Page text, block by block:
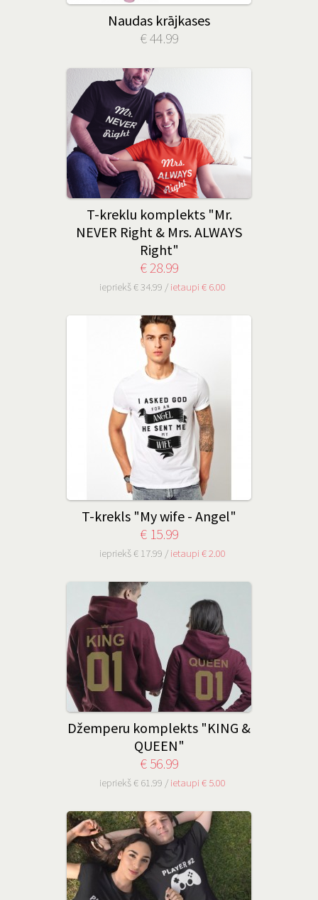
Naudas krājkases
€ 44.99
T-kreklu komplekts "Mr.
NEVER Right & Mrs. ALWAYS
Right"
€ 28.99
iepriekš € 34.99 / ietaupi € 6.00
T-krekls "My wife - Angel"
€ 15.99
iepriekš € 17.99 / ietaupi € 2.00
Džemperu komplekts "KING &
QUEEN"
€ 56.99
iepriekš € 61.99 / ietaupi € 5.00